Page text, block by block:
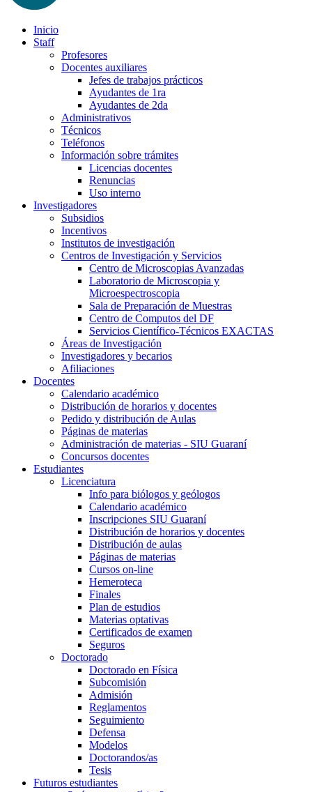
Inicio
Staff
Profesores
Docentes auxiliares
Jefes de trabajos prácticos
Ayudantes de 1ra
Ayudantes de 2da
Administrativos
Técnicos
Teléfonos
Información sobre trámites
Licencias docentes
Renuncias
Uso interno
Investigadores
Subsidios
Incentivos
Institutos de investigación
Centros de Investigación y Servicios
Centro de Microscopias Avanzadas
Laboratorio de Microscopia y
Microespectroscopia
Sala de Preparación de Muestras
Centro de Computos del DF
Servicios Científico-Técnicos EXACTAS
Áreas de Investigación
Investigadores y becarios
Afiliaciones
Docentes
Calendario académico
Distribución de horarios y docentes
Pedido y distribución de Aulas
Páginas de materias
Administración de materias - SIU Guaraní
Concursos docentes
Estudiantes
Licenciatura
Info para biólogos y geólogos
Calendario académico
Inscripciones SIU Guaraní
Distribución de horarios y docentes
Distribución de aulas
Páginas de materias
Cursos on-line
Hemeroteca
Finales
Plan de estudios
Materias optativas
Certificados de examen
Seguros
Doctorado
Doctorado en Física
Subcomisión
Admisión
Reglamentos
Seguimiento
Defensa
Modelos
Doctorandos/as
Tesis
Futuros estudiantes